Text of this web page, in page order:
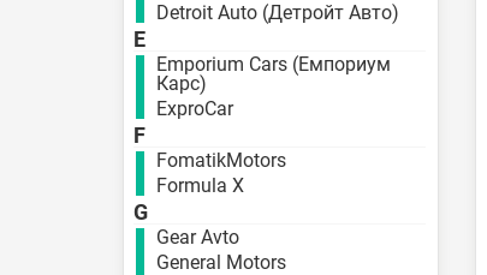
Detroit Auto (Детройт Авто)
E
Emporium Cars (Емпориум
Карс)
ExproCar
F
FomatikMotors
Formula X
G
Gear Avto
General Motors